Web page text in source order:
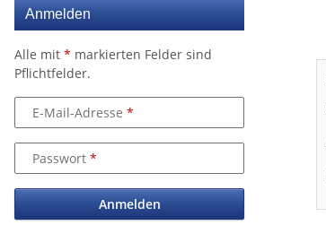
Anmelden
Alle mit * markierten Felder sind
Pflichtfelder.
E-Mail-Adresse
Passwort
Anmelden